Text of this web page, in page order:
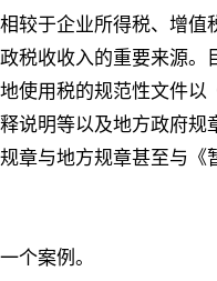
较于企业所得税、增
税收收入的重要来源
使用税的规范性文件
说明等以及地方政府
章与地方规章甚至与
个案例。